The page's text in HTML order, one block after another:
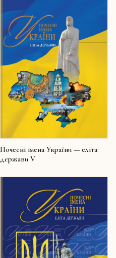
Почесні імена України — еліта
держави V